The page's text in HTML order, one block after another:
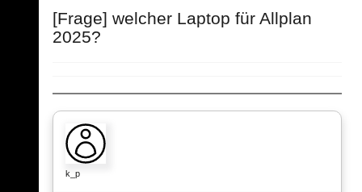
[Frage] welcher Laptop für Allplan
2025?
k_p